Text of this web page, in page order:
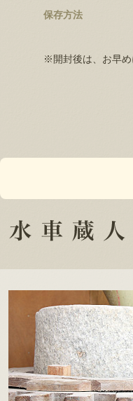
保存方法
※開封後は、お早め